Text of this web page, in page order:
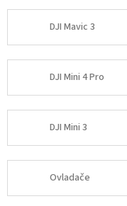
DJI Mavic 3
DJI Mini 4 Pro
DJI Mini 3
Ovladače